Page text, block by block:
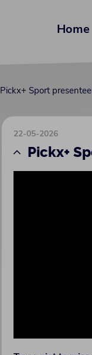
Home
Pickx+ Sport
22-05-2026
Pickx+